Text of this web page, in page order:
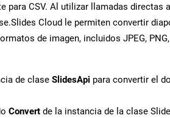
para CSV. Al utilizar llamadas directas
Cloud le permiten convertir
de imagen, incluidos JPEG, PNG,
de clase SlidesApi para convertir el
Convert de la instancia de la clase